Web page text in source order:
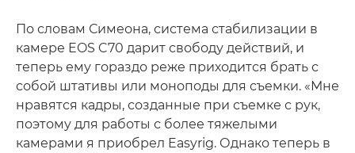
По словам Симеона, система стабилизации в
камере EOS C70 дарит свободу действий, и
теперь ему гораздо реже приходится брать с
собой штативы или моноподы для съемки. «Мне
нравятся кадры, созданные при съемке с рук,
поэтому для работы с более тяжелыми
камерами я приобрел Easyrig. Однако теперь в